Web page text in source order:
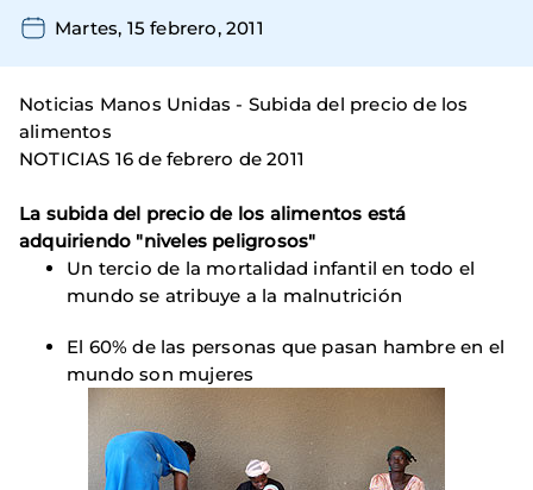
Martes, 15 febrero, 2011
Noticias Manos Unidas - Subida del precio de los
alimentos
NOTICIAS 16 de febrero de 2011
La subida del precio de los alimentos está
adquiriendo "niveles peligrosos"
Un tercio de la mortalidad infantil en todo el
mundo se atribuye a la malnutrición
El 60% de las personas que pasan hambre en el
mundo son mujeres